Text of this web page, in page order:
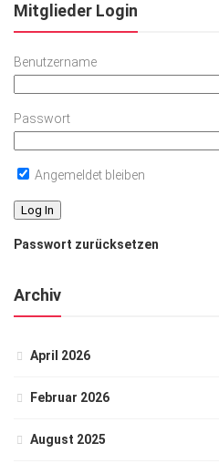
Mitglieder Login
Benutzername
Passwort
Angemeldet bleiben
Passwort zurücksetzen
Archiv
April 2026
Februar 2026
August 2025